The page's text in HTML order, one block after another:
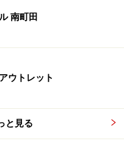
南町田
ウトレット
と見る